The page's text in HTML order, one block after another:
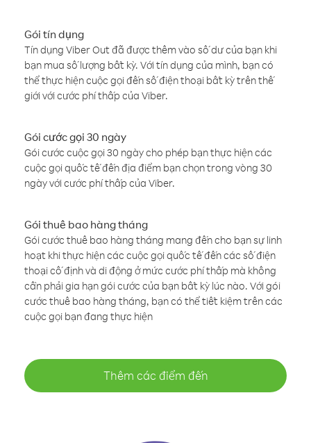
Gói tín dụng
Tín dụng Viber Out đã được thêm vào số dư của bạn khi
bạn mua số lượng bất kỳ. Với tín dụng của mình, bạn có
thể thực hiện cuộc gọi đến số điện thoại bất kỳ trên thế
giới với cước phí thấp của Viber.
Gói cước gọi 30 ngày
Gói cước cuộc gọi 30 ngày cho phép bạn thực hiện các
cuộc gọi quốc tế đến địa điểm bạn chọn trong vòng 30
ngày với cước phí thấp của Viber.
Gói thuê bao hàng tháng
Gói cước thuê bao hàng tháng mang đến cho bạn sự linh
hoạt khi thực hiện các cuộc gọi quốc tế đến các số điện
thoại cố định và di động ở mức cước phí thấp mà không
cần phải gia hạn gói cước của bạn bất kỳ lúc nào. Với gói
cước thuê bao hàng tháng, bạn có thể tiết kiệm trên các
cuộc gọi bạn đang thực hiện
Thêm các điểm đến